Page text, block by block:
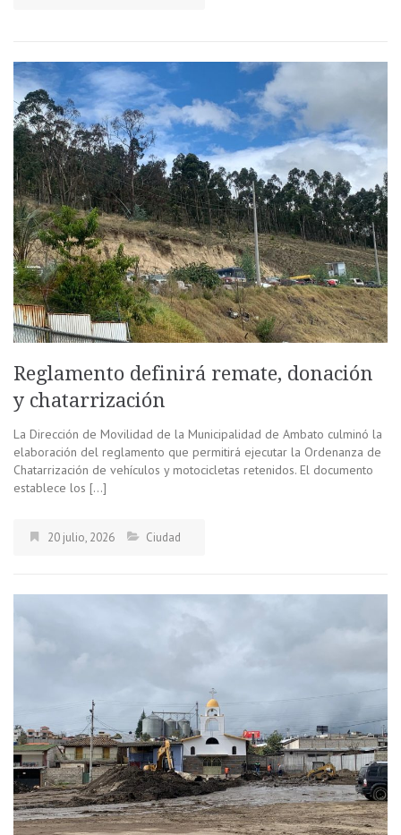
Reglamento definirá remate, donación
y chatarrización
La Dirección de Movilidad de la Municipalidad de Ambato culminó la
elaboración del reglamento que permitirá ejecutar la Ordenanza de
Chatarrización de vehículos y motocicletas retenidos. El documento
establece los […]
20 julio, 2026 Ciudad